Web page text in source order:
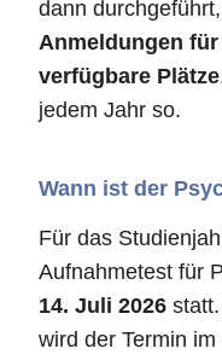
dann
Anmeldungen
verfügbare Plätze
jedem Jahr so.
Wann ist der
Für das
Aufnahmetest für
14. Juli 2026
wird der Termin